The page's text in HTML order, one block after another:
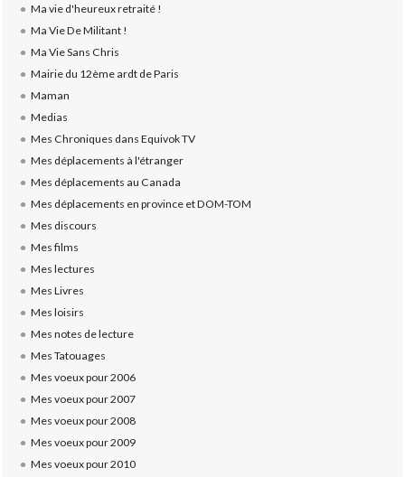
Ma vie d'heureux retraité !
Ma Vie De Militant !
Ma Vie Sans Chris
Mairie du 12ème ardt de Paris
Maman
Medias
Mes Chroniques dans Equivok TV
Mes déplacements à l'étranger
Mes déplacements au Canada
Mes déplacements en province et DOM-TOM
Mes discours
Mes films
Mes lectures
Mes Livres
Mes loisirs
Mes notes de lecture
Mes Tatouages
Mes voeux pour 2006
Mes voeux pour 2007
Mes voeux pour 2008
Mes voeux pour 2009
Mes voeux pour 2010